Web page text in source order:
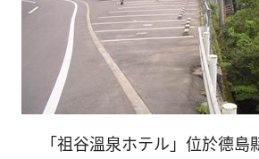
「祖谷溫泉ホテル」位於德